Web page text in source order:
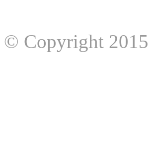
© Copyright 2015